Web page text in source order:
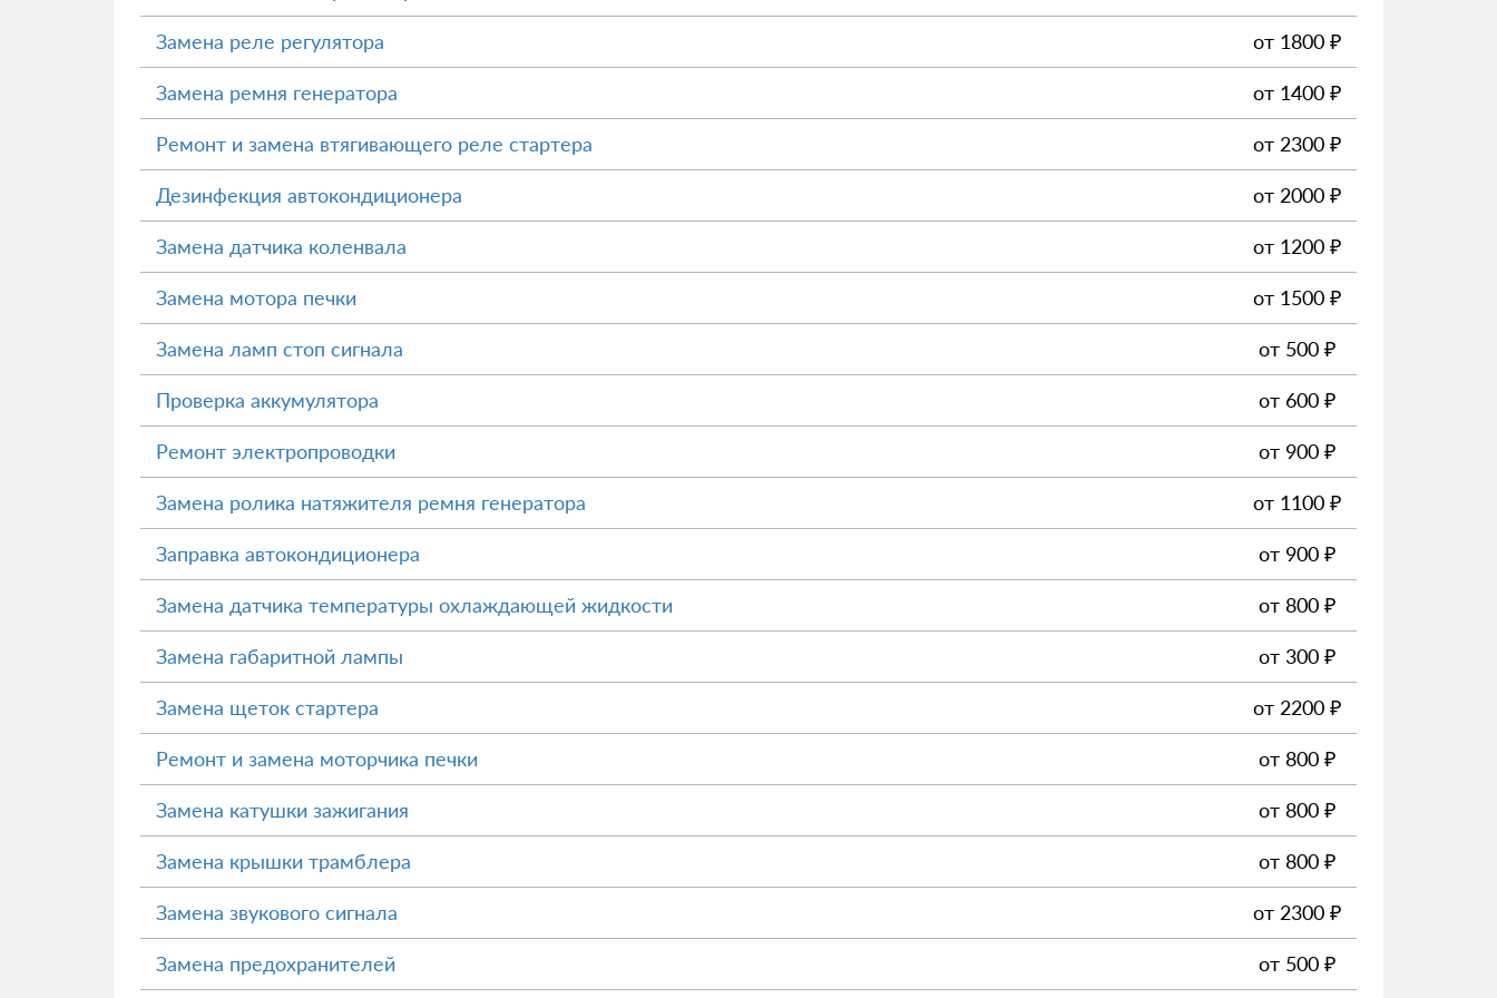
Замена реле регулятора от 1800 ₽
Замена ремня генератора от 1400 ₽
Ремонт и замена втягивающего реле стартера от 2300 ₽
Дезинфекция автокондиционера от 2000 ₽
Замена датчика коленвала от 1200 ₽
Замена мотора печки от 1500 ₽
Замена ламп стоп сигнала от 500 ₽
Проверка аккумулятора от 600 ₽
Ремонт электропроводки от 900 ₽
Замена ролика натяжителя ремня генератора от 1100 ₽
Заправка автокондиционера от 900 ₽
Замена датчика температуры охлаждающей жидкости от 800 ₽
Замена габаритной лампы от 300 ₽
Замена щеток стартера от 2200 ₽
Ремонт и замена моторчика печки от 800 ₽
Замена катушки зажигания от 800 ₽
Замена крышки трамблера от 800 ₽
Замена звукового сигнала от 2300 ₽
Замена предохранителей от 500 ₽